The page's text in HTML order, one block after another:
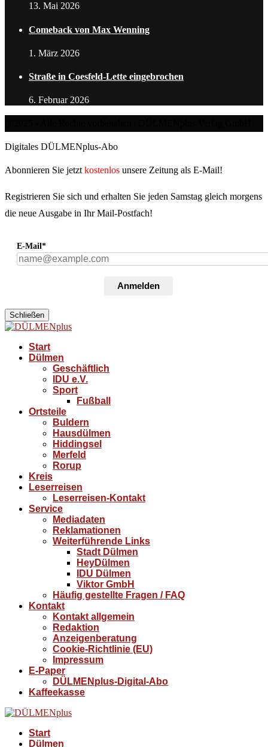
13. Mai 2026
Comeback von Max Wenning
1. März 2026
Straße in Coesfeld-Lette eingebrochen
6. Februar 2026
Digitales DÜLMENplus-Abo
Abonnieren Sie jetzt kostenlos unsere Zeitung als E-Mail!
Registrieren Sie sich und erhalten Sie jeden Samstag gleich morgens
die neue Ausgabe in Ihr Mail-Postfach!
E-Mail*
Anmelden
Schließen
Start
Dülmen
Geschäftlich
IDU e.V.
Sport
Fußball
Ortsteile
Buldern
Hausdülmen
Hiddingsel
Merfeld
Rorup
Kreis
Leserreisen
Leserreisen-Kontakt
Service
Mediadaten
Reklamationen
Weiterführende Links
Stadt Dülmen
HeyDülmen
IDU Dülmen
Viktor GmbH
Häufig gestellte Fragen / FAQ
Kontakt
Kontakt allgemein
Redaktion
Anzeigenberatung
Cookie-Richtlinie (EU)
Impressum
E-Paper
DÜLMENplus-Digital-Abo
Kaffeekasse
Start
Dülmen